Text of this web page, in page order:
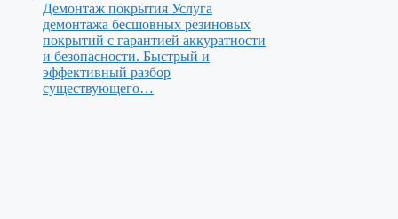
Демонтаж покрытия Услуга
демонтажа бесшовных резиновых
покрытий с гарантией аккуратности
и безопасности. Быстрый и
эффективный разбор
существующего…